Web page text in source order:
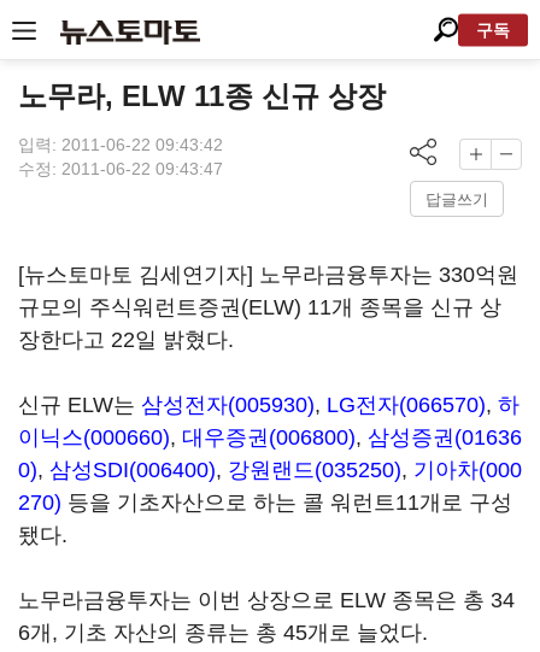
구독
노무라, ELW 11종 신규 상장
입력: 2011-06-22 09:43:42
수정: 2011-06-22 09:43:47
답글쓰기
[뉴스토마토 김세연기자] 노무라금융투자는 330억원
규모의 주식워런트증권(ELW) 11개 종목을 신규 상
장한다고 22일 밝혔다.
신규 ELW는 삼성전자(005930), LG전자(066570), 하
이닉스(000660), 대우증권(006800), 삼성증권(01636
0), 삼성SDI(006400), 강원랜드(035250), 기아차(000
270) 등을 기초자산으로 하는 콜 워런트11개로 구성
됐다.
노무라금융투자는 이번 상장으로 ELW 종목은 총 34
6개, 기초 자산의 종류는 총 45개로 늘었다.